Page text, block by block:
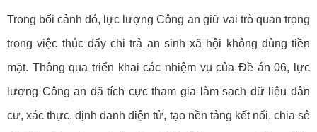
Trong bối cảnh đó, lực lượng Công an giữ vai trò quan trọng
trong việc thúc đẩy chi trả an sinh xã hội không dùng tiền
mặt. Thông qua triển khai các nhiệm vụ của Đề án 06, lực
lượng Công an đã tích cực tham gia làm sạch dữ liệu dân
cư, xác thực, định danh điện tử, tạo nền tảng kết nối, chia sẻ